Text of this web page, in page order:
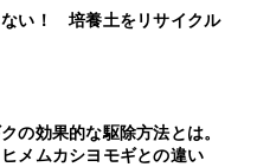
ない！ 培養土をリサイクル
の効果的な駆除方法とは。
メムカシヨモギとの違い